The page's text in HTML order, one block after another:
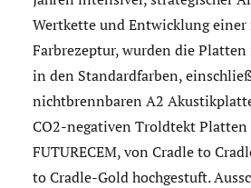
Wertkette und Entwicklung einer
Farbrezeptur, wurden die
in den Standardfarben,
nichtbrennbaren A2
CO2-negativen Troldtekt Platten
FUTURECEM, von Cradle to
to Cradle-Gold hochgestuft.